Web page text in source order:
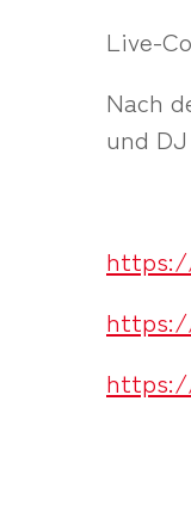
Live-
Nach
und